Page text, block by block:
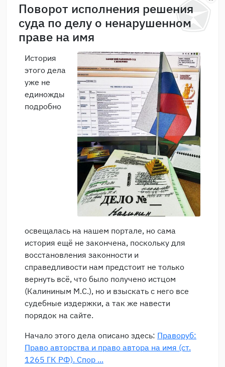
Поворот исполнения решения
суда по делу о ненарушенном
праве на имя
История
этого дела
уже не
единожды
подробно
освещалась на нашем портале, но сама
история ещё не закончена, поскольку для
восстановления законности и
справедливости нам предстоит не только
вернуть всё, что было получено истцом
(Калининым М.С.), но и взыскать с него все
судебные издержки, а так же навести
порядок на сайте.
Начало этого дела описано здесь: Праворуб:
Право авторства и право автора на имя (ст.
1265 ГК РФ). Спор ...